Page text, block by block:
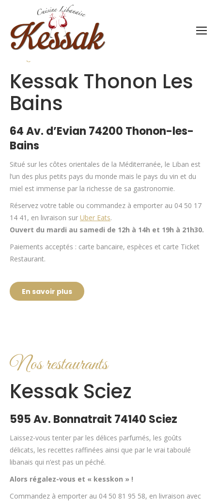
Nos restaurants
Kessak Thonon Les
Bains
64 Av. d’Evian 74200 Thonon-les-
Bains
Situé sur les côtes orientales de la Méditerranée, le Liban est
l’un des plus petits pays du monde mais le pays du vin et du
miel est immense par la richesse de sa gastronomie.
Réservez votre table ou commandez à emporter au 04 50 17
14 41, en livraison sur Uber Eats.
Ouvert du mardi au samedi de 12h à 14h et 19h à 21h30.
Paiements acceptés : carte bancaire, espèces et carte Ticket
Restaurant.
En savoir plus
Nos restaurants
Kessak Sciez
595 Av. Bonnatrait 74140 Sciez
Laissez-vous tenter par les délices parfumés, les goûts
délicats, les recettes raffinées ainsi que par le vrai taboulé
libanais qui n’est pas un péché.
Alors régalez-vous et « kesskon » !
Commandez à emporter au 04 50 81 95 58, en livraison avec